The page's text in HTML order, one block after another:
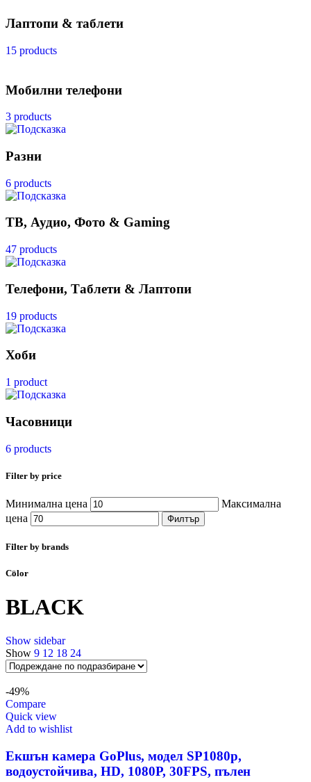
Лаптопи & таблети
15 products
Мобилни телефони
3 products
Разни
6 products
ТВ, Аудио, Фото & Gaming
47 products
Телефони, Таблети & Лаптопи
19 products
Хоби
1 product
Часовници
6 products
Filter by price
Минимална цена
Максимална
цена
Филтър
Filter by brands
Color
BLACK
Show sidebar
Show 9 12 18 24
-49%
Compare
Quick view
Add to wishlist
Екшън камера GoPlus, модел SP1080p,
водоустойчива, HD, 1080P, 30FPS, пълен